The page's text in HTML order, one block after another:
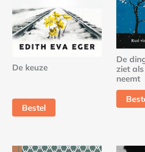
De keuze
Bestel
De
ziet
neemt